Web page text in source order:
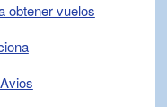
obtener vuelos